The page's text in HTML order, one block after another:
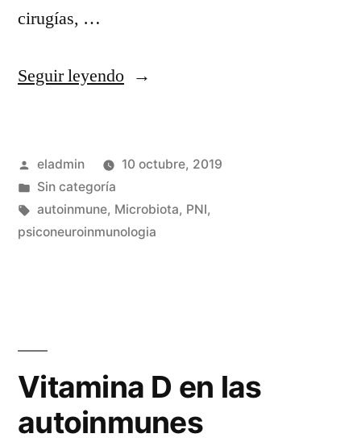
cirugías, …
Seguir leyendo«Microbiota»
Publicado
por
eladmin
10 octubre, 2019
Publicado
en
Sin categoría
Etiquetas:
autoinmune, Microbiota, PNI,
psiconeuroinmunologia
Vitamina D en las
autoinmunes